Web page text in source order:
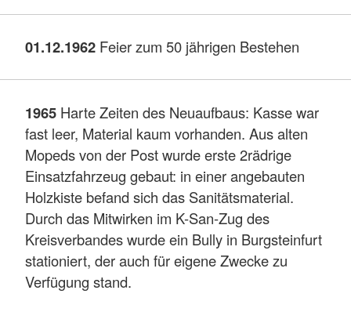
01.12.1962 Feier zum 50 jährigen Bestehen
1965 Harte Zeiten des Neuaufbaus: Kasse war
fast leer, Material kaum vorhanden. Aus alten
Mopeds von der Post wurde erste 2rädrige
Einsatzfahrzeug gebaut: in einer angebauten
Holzkiste befand sich das Sanitätsmaterial.
Durch das Mitwirken im K-San-Zug des
Kreisverbandes wurde ein Bully in Burgsteinfurt
stationiert, der auch für eigene Zwecke zu
Verfügung stand.